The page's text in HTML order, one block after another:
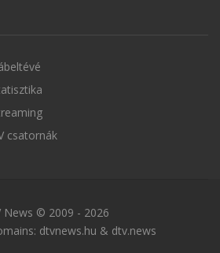
csatornák
News © 2009 - 2026
dtvnews.hu & dtv.news